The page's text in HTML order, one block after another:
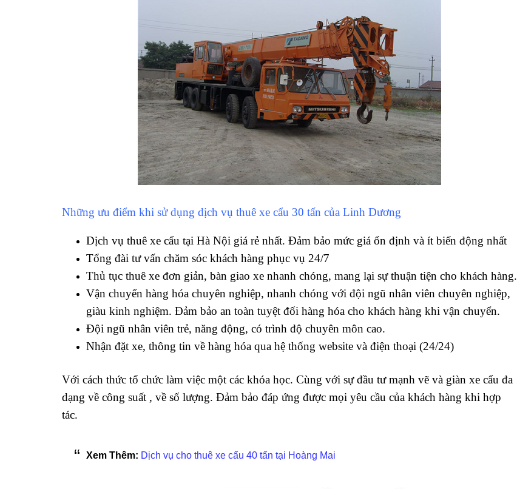
Những ưu điểm khi sử dụng dịch vụ thuê xe cẩu 30 tấn của Linh Dương
Dịch vụ thuê xe cẩu tại Hà Nội giá rẻ nhất. Đảm bảo mức giá ổn định và ít biến động nhất
Tổng đài tư vấn chăm sóc khách hàng phục vụ 24/7
Thủ tục thuê xe đơn giản, bàn giao xe nhanh chóng, mang lại sự thuận tiện cho khách hàng.
Vận chuyển hàng hóa chuyên nghiệp, nhanh chóng với đội ngũ nhân viên chuyên nghiệp,
giàu kinh nghiệm. Đảm bảo an toàn tuyệt đối hàng hóa cho khách hàng khi vận chuyển.
Đội ngũ nhân viên trẻ, năng động, có trình độ chuyên môn cao.
Nhận đặt xe, thông tin về hàng hóa qua hệ thống website và điện thoại (24/24)
Với cách thức tổ chức làm việc một các khóa học. Cùng với sự đầu tư mạnh vẽ và giàn xe cẩu đa
dạng về công suất , về số lượng. Đảm bảo đáp ứng được mọi yêu cầu của khách hàng khi hợp
tác.
Xem Thêm: Dịch vụ cho thuê xe cẩu 40 tấn tại Hoàng Mai